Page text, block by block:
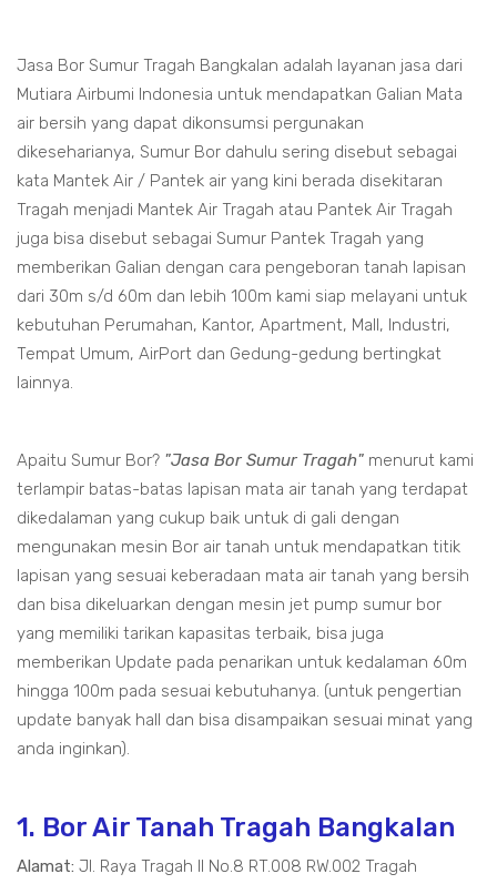
Jasa Bor Sumur Tragah Bangkalan adalah layanan jasa dari
Mutiara Airbumi Indonesia untuk mendapatkan Galian Mata
air bersih yang dapat dikonsumsi pergunakan
dikeseharianya, Sumur Bor dahulu sering disebut sebagai
kata Mantek Air / Pantek air yang kini berada disekitaran
Tragah menjadi Mantek Air Tragah atau Pantek Air Tragah
juga bisa disebut sebagai Sumur Pantek Tragah yang
memberikan Galian dengan cara pengeboran tanah lapisan
dari 30m s/d 60m dan lebih 100m kami siap melayani untuk
kebutuhan Perumahan, Kantor, Apartment, Mall, Industri,
Tempat Umum, AirPort dan Gedung-gedung bertingkat
lainnya.
Apaitu Sumur Bor? "Jasa Bor Sumur Tragah" menurut kami
terlampir batas-batas lapisan mata air tanah yang terdapat
dikedalaman yang cukup baik untuk di gali dengan
mengunakan mesin Bor air tanah untuk mendapatkan titik
lapisan yang sesuai keberadaan mata air tanah yang bersih
dan bisa dikeluarkan dengan mesin jet pump sumur bor
yang memiliki tarikan kapasitas terbaik, bisa juga
memberikan Update pada penarikan untuk kedalaman 60m
hingga 100m pada sesuai kebutuhanya. (untuk pengertian
update banyak hall dan bisa disampaikan sesuai minat yang
anda inginkan).
1. Bor Air Tanah Tragah Bangkalan
Alamat: Jl. Raya Tragah II No.8 RT.008 RW.002 Tragah